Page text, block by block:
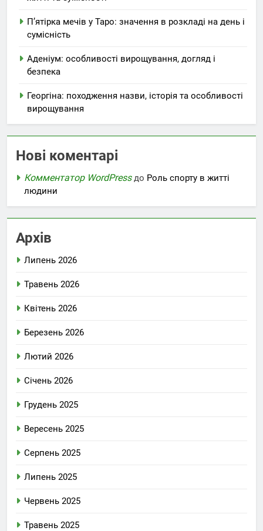
П’ятірка мечів у Таро: значення в розкладі на день і
сумісність
Аденіум: особливості вирощування, догляд і
безпека
Георгіна: походження назви, історія та особливості
вирощування
Нові коментарі
Комментатор WordPressдо Роль спорту в житті
людини
Архів
Липень 2026
Травень 2026
Квітень 2026
Березень 2026
Лютий 2026
Січень 2026
Грудень 2025
Вересень 2025
Серпень 2025
Липень 2025
Червень 2025
Травень 2025